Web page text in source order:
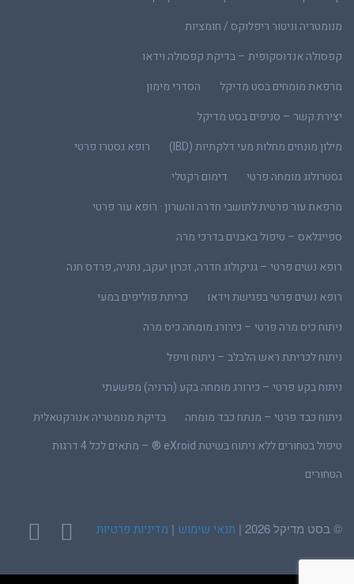
מנומטריה וניטור ריפלוקס / חומציות
קפסולה אנדוסקופית – בדיקת קפסולה וידאו
מרפאת מומחים בסט מדיקל
הסדרי מימון
יצירת קשר – סניפים בסט מדיקל
מילון מונחים מחלות מעי דלקתיות (IBD)
רופא גסטרו פרטי
גסטרולוג מומחה פרטי
דימום רקטלי
מרפאת עור פרטית לתושבי חדרה והשרון · רופא עור פרטי
ספייגלאס – טיפול באבנים בדרכי מרה
רופא נשים פרטי – גניקולוג חדרה, זכרון יעקב, נתניה, פרדס חנה
רופא נשים פרטי בפגישת וידאו
כריתת פוליפים במעי
ניתוח כיס מרה פרטי – כירורג מומחה כיס מרה
ניתוח לכריתת ראש הלבלב – ניתוח וויפל
ניתוח בקע פרטי – כירורג מומחה בקע (הרניה) מפשעתי
ניתוח כבד פרטי – מנתח כבד מומחה
בדיקת מנומטריה אנורקטאלית
טיפול בטחורים ללא ניתוח בשיטת eXroid ® – מתאים לכל 4 דרגות
הטחורים
© בסט מדיקל 2026 | תנאי שימוש | מדיניות פרטיות